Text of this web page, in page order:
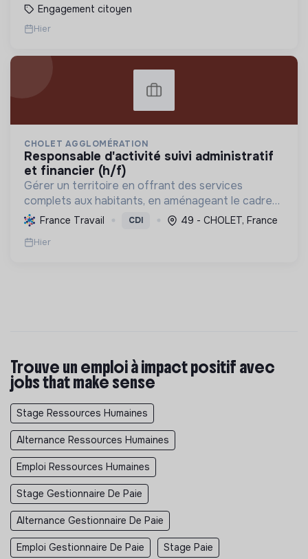
Engagement citoyen
Hier
CHOLET AGGLOMÉRATION
responsable d'activité suivi administratif
et financier (h/f)
Gérer un territoire en offrant des services
complets aux habitants, en aménageant le cadre
de vie et en promouvant une transition écologique
et sociale durable, via des politiques ambitieuses.
France Travail CDI 49 - CHOLET, France
Hier
Trouve un emploi à impact positif avec
jobs that make sense
Stage Ressources Humaines
Alternance Ressources Humaines
Emploi Ressources Humaines
Stage Gestionnaire De Paie
Alternance Gestionnaire De Paie
Emploi Gestionnaire De Paie Stage Paie